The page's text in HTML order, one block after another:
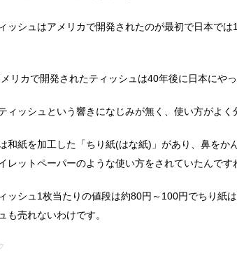
ッシュはアメリカで開発されたのが最初で日本で
リカで開発されたティッシュは40年後に日本にやっ
ィッシュという響きになじみが無く、使い方がよく
和紙を加工した「ちり紙(はな紙)」があり、鼻を
レットペーパーのような使い方をされていたんです
ッシュ1枚当たりの値段は約80円～100円でちり紙
も売れないわけです。